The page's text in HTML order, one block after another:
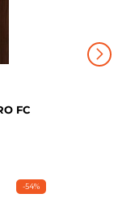
-54%
FC